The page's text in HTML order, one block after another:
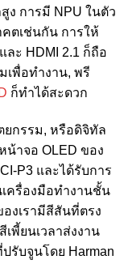
ง การมี NPU ในตัว
ตเช่นกัน การให้
ละ HDMI 2.1 ก็ถือ
เพื่อทำงาน, พรี
ก็ทำได้สะดวก
ยกรรม, หรือดิจิทัล
าจอ OLED ของ
P3 และได้รับการ
เครื่องมือทำงานชั้น
งเรามีสีสันที่ตรง
พี้ยนเวลาส่งงาน
รับจูนโดย Harman